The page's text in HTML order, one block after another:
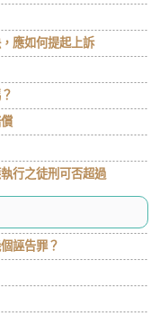
應如何提起上訴
行之徒刑可否超過
誣告罪？